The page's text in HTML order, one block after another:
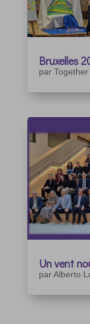
Bruxelles
par
Un vent
parAlberto